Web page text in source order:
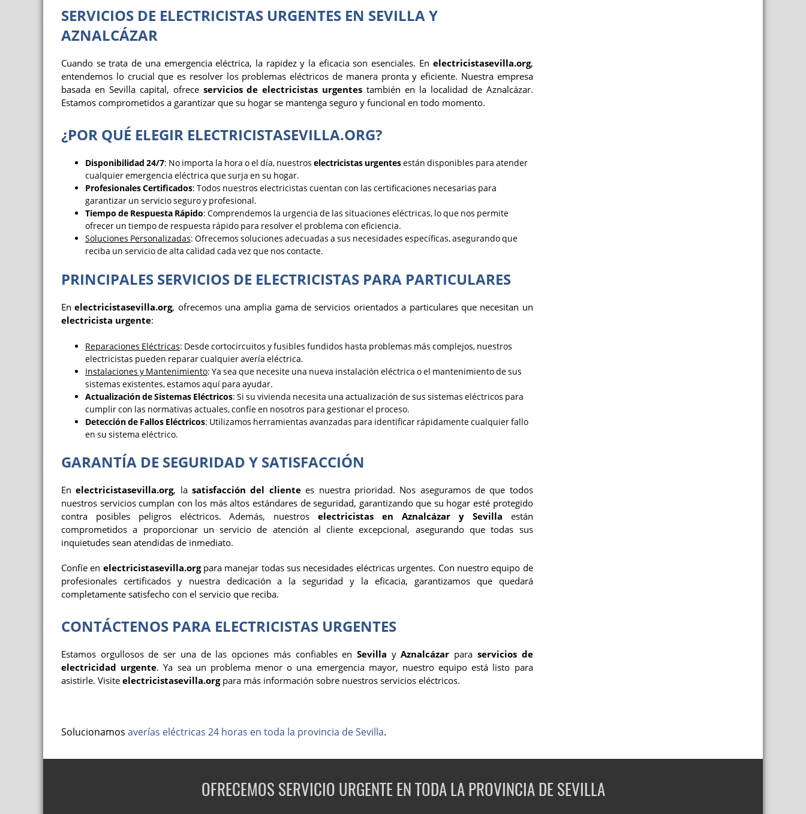
SERVICIOS DE ELECTRICISTAS URGENTES EN SEVILLA Y
AZNALCÁZAR
Cuando se trata de una emergencia eléctrica, la rapidez y la eficacia son esenciales. En electricistasevilla.org,
entendemos lo crucial que es resolver los problemas eléctricos de manera pronta y eficiente. Nuestra empresa
basada en Sevilla capital, ofrece servicios de electricistas urgentes también en la localidad de Aznalcázar.
Estamos comprometidos a garantizar que su hogar se mantenga seguro y funcional en todo momento.
¿POR QUÉ ELEGIR ELECTRICISTASEVILLA.ORG?
Disponibilidad 24/7: No importa la hora o el día, nuestros electricistas urgentesestán disponibles para atender
cualquier emergencia eléctrica que surja en su hogar.
Profesionales Certificados: Todos nuestros electricistas cuentan con las certificaciones necesarias para
garantizar un servicio seguro y profesional.
Tiempo de Respuesta Rápido: Comprendemos la urgencia de las situaciones eléctricas, lo que nos permite
ofrecer un tiempo de respuesta rápido para resolver el problema con eficiencia.
Soluciones Personalizadas: Ofrecemos soluciones adecuadas a sus necesidades específicas, asegurando que
reciba un servicio de alta calidad cada vez que nos contacte.
PRINCIPALES SERVICIOS DE ELECTRICISTAS PARA PARTICULARES
Enelectricistasevilla.org, ofrecemos una amplia gama de servicios orientados a particulares que necesitan un
electricista urgente:
Reparaciones Eléctricas: Desde cortocircuitos y fusibles fundidos hasta problemas más complejos, nuestros
electricistas pueden reparar cualquier avería eléctrica.
Instalaciones y Mantenimiento: Ya sea que necesite una nueva instalación eléctrica o el mantenimiento de sus
sistemas existentes, estamos aquí para ayudar.
Actualización de Sistemas Eléctricos: Si su vivienda necesita una actualización de sus sistemas eléctricos para
cumplir con las normativas actuales, confíe en nosotros para gestionar el proceso.
Detección de Fallos Eléctricos: Utilizamos herramientas avanzadas para identificar rápidamente cualquier fallo
en su sistema eléctrico.
GARANTÍA DE SEGURIDAD Y SATISFACCIÓN
Enelectricistasevilla.org, lasatisfacción del clientees nuestra prioridad. Nos aseguramos de que todos
nuestros servicios cumplan con los más altos estándares de seguridad, garantizando que su hogar esté protegido
contra posibles peligros eléctricos. Además, nuestroselectricistas en Aznalcázar y Sevilla están
comprometidos a proporcionar un servicio de atención al cliente excepcional, asegurando que todas sus
inquietudes sean atendidas de inmediato.
Confíe en electricistasevilla.orgpara manejar todas sus necesidades eléctricas urgentes. Con nuestro equipo de
profesionales certificados y nuestra dedicación a la seguridad y la eficacia, garantizamos que quedará
completamente satisfecho con el servicio que reciba.
CONTÁCTENOS PARA ELECTRICISTAS URGENTES
Estamos orgullosos de ser una de las opciones más confiables en Sevilla yAznalcázar para servicios de
electricidad urgente. Ya sea un problema menor o una emergencia mayor, nuestro equipo está listo para
asistirle. Visite electricistasevilla.orgpara más información sobre nuestros servicios eléctricos.
Solucionamos averías eléctricas 24 horas en toda la provincia de Sevilla.
OFRECEMOS SERVICIO URGENTE EN TODA LA PROVINCIA DE SEVILLA